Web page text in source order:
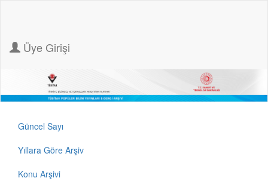
Üye Girişi
Güncel Sayı
Yıllara Göre Arşiv
Konu Arşivi